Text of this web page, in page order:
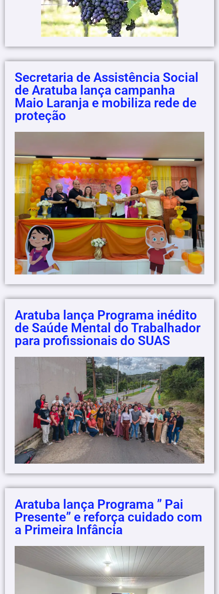
Secretaria de Assistência Social
de Aratuba lança campanha
Maio Laranja e mobiliza rede de
proteção
Aratuba lança Programa inédito
de Saúde Mental do Trabalhador
para profissionais do SUAS
Aratuba lança Programa ” Pai
Presente” e reforça cuidado com
a Primeira Infância